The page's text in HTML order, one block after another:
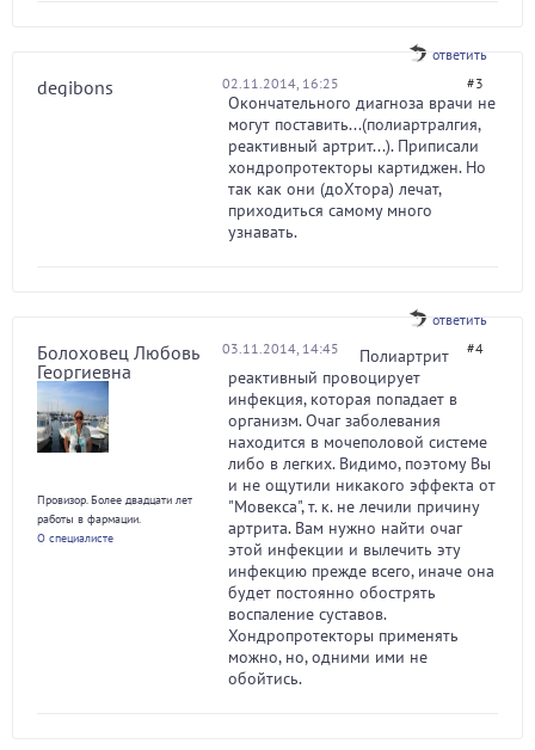
ответить
degibons 02.11.2014, 16:25 #3
Окончательного диагноза врачи не
могут поставить...(полиартралгия,
реактивный артрит...). Приписали
хондропротекторы картиджен. Но
так как они (доХтора) лечат,
приходиться самому много
узнавать.
ответить
Болоховец Любовь
Георгиевна
Провизор. Более двадцати лет
работы в фармации.
О специалисте
03.11.2014, 14:45 #4
Полиартрит
реактивный провоцирует
инфекция, которая попадает в
организм. Очаг заболевания
находится в мочеполовой системе
либо в легких. Видимо, поэтому Вы
и не ощутили никакого эффекта от
"Мовекса", т. к. не лечили причину
артрита. Вам нужно найти очаг
этой инфекции и вылечить эту
инфекцию прежде всего, иначе она
будет постоянно обострять
воспаление суставов.
Хондропротекторы применять
можно, но, одними ими не
обойтись.